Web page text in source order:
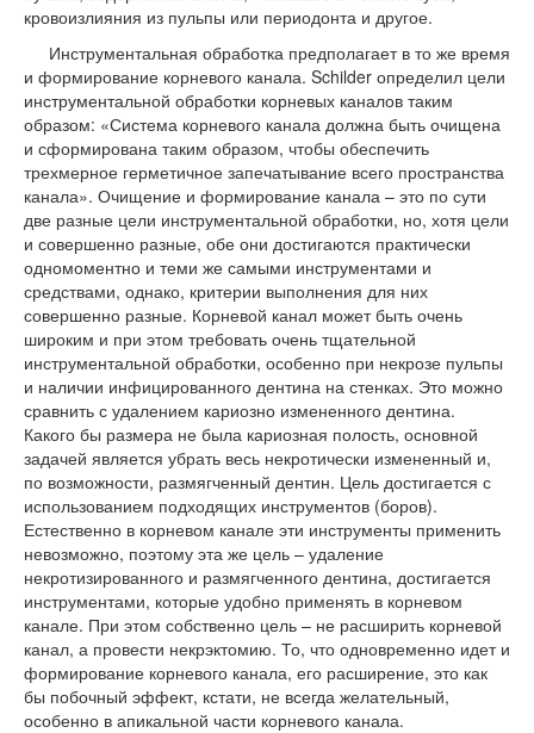
кровоизлияния из пульпы или периодонта и другое.
Инструментальная обработка предполагает в то же время
и формирование корневого канала. Schilder определил цели
инструментальной обработки корневых каналов таким
образом: «Система корневого канала должна быть очищена
и сформирована таким образом, чтобы обеспечить
трехмерное герметичное запечатывание всего пространства
канала». Очищение и формирование канала – это по сути
две разные цели инструментальной обработки, но, хотя цели
и совершенно разные, обе они достигаются практически
одномоментно и теми же самыми инструментами и
средствами, однако, критерии выполнения для них
совершенно разные. Корневой канал может быть очень
широким и при этом требовать очень тщательной
инструментальной обработки, особенно при некрозе пульпы
и наличии инфицированного дентина на стенках. Это можно
сравнить с удалением кариозно измененного дентина.
Какого бы размера не была кариозная полость, основной
задачей является убрать весь некротически измененный и,
по возможности, размягченный дентин. Цель достигается с
использованием подходящих инструментов (боров).
Естественно в корневом канале эти инструменты применить
невозможно, поэтому эта же цель – удаление
некротизированного и размягченного дентина, достигается
инструментами, которые удобно применять в корневом
канале. При этом собственно цель – не расширить корневой
канал, а провести некрэктомию. То, что одновременно идет и
формирование корневого канала, его расширение, это как
бы побочный эффект, кстати, не всегда желательный,
особенно в апикальной части корневого канала.